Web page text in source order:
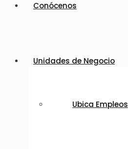
Conócenos
Unidades de Negocio
Ubica Empleos